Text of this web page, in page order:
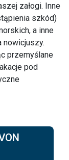
załogi. Inne
szkód)
a inne
nowicjuszy.
przemyślane
pod